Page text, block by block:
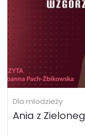
Dla młodzieży
Ania z